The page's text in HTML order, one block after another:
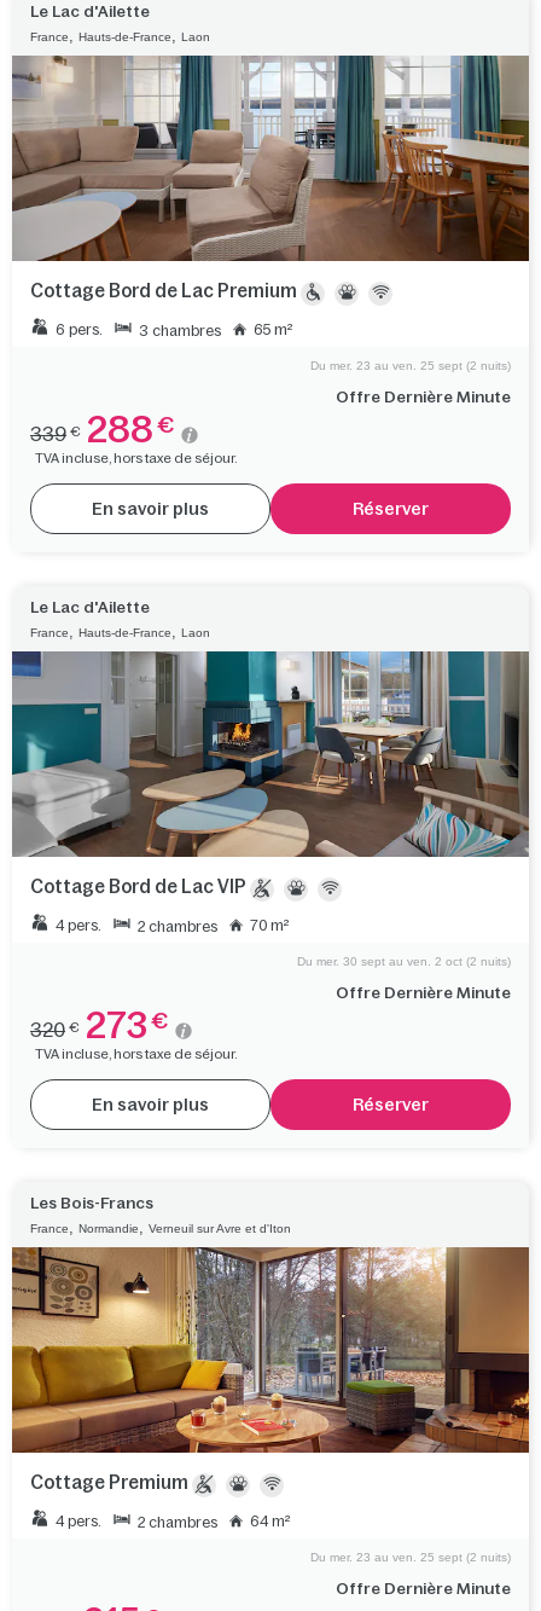
Le Lac d'Ailette
France Hauts-de-France Laon
Cottage Bord de Lac Premium
6 pers. 3 chambres 65 m²
Offre Dernière Minute
Du mer. 23 au ven. 25 sept (2 nuits)
339 € 288 €
TVA incluse, hors taxe de séjour.
En savoir plus Réserver
Le Lac d'Ailette
France Hauts-de-France Laon
Cottage Bord de Lac VIP
4 pers. 2 chambres 70 m²
Offre Dernière Minute
Du mer. 30 sept au ven. 2 oct (2 nuits)
320 € 273 €
TVA incluse, hors taxe de séjour.
En savoir plus Réserver
Les Bois-Francs
France Normandie Verneuil sur Avre et d'Iton
Cottage Premium
4 pers. 2 chambres 64 m²
Offre Dernière Minute
Du mer. 23 au ven. 25 sept (2 nuits)